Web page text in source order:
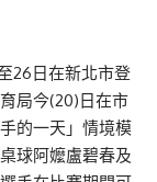
26日在新北市登
局今(20)日在市
的一天」情境模
球阿嬤盧碧春及